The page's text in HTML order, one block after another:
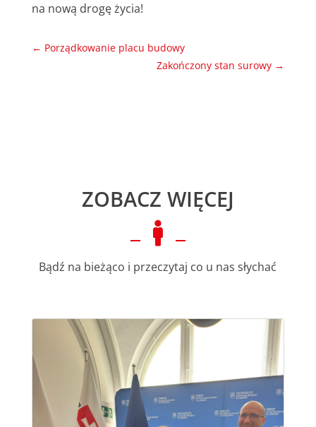
na nową drogę życia!
← Porządkowanie placu budowy
Zakończony stan surowy →
ZOBACZ WIĘCEJ

Bądź na bieżąco i przeczytaj co u nas słychać